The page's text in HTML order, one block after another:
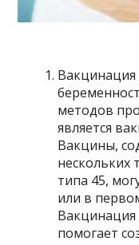
методов
является
Вакцины,
нескольких
типа 45,
или в
помогает